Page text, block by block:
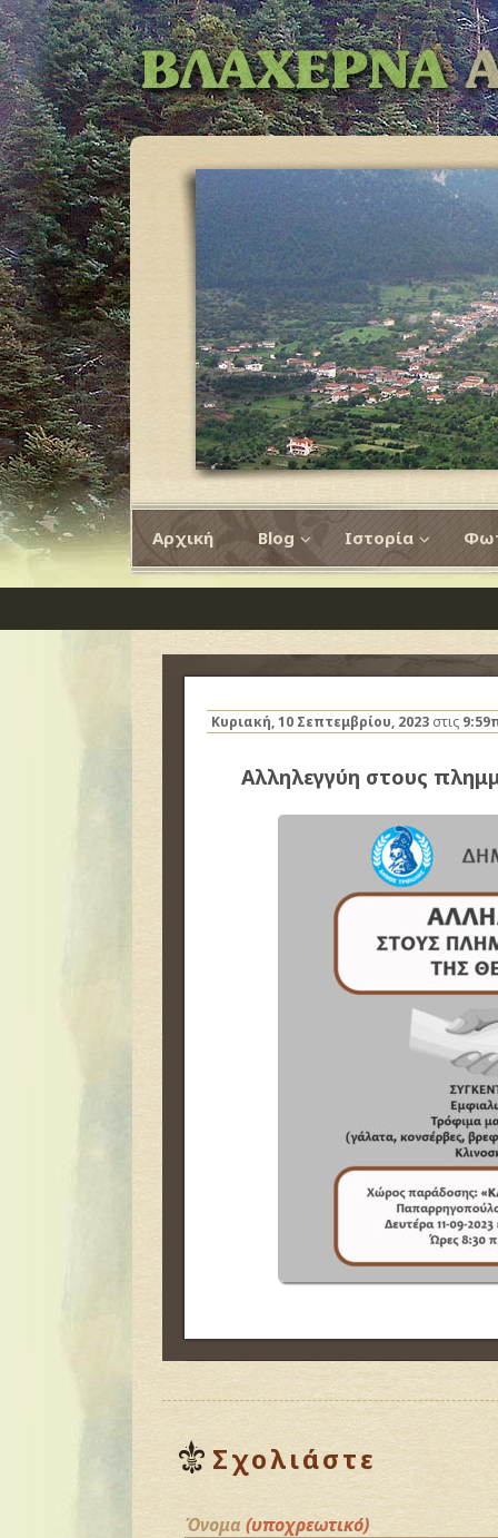
Αρχική Blog Ιστορία
Κυριακή, 10 Σεπτεμβρίου, 2023 στις
Αλληλεγγύη στους
Σχολιάστε
Όνομα (υποχρεωτικό)